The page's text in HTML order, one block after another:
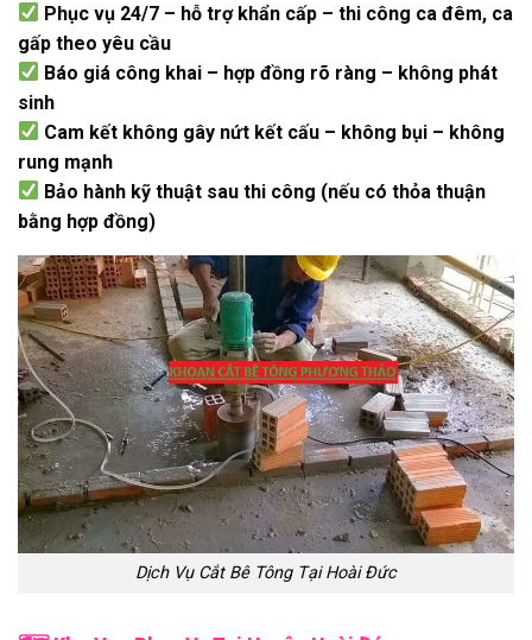
Phục vụ 24/7 – hỗ trợ khẩn cấp – thi công ca đêm, ca
gấp theo yêu cầu
Báo giá công khai – hợp đồng rõ ràng – không phát
sinh
Cam kết không gây nứt kết cấu – không bụi – không
rung mạnh
Bảo hành kỹ thuật sau thi công (nếu có thỏa thuận
bằng hợp đồng)
Dịch Vụ Cắt Bê Tông Tại Hoài Đức